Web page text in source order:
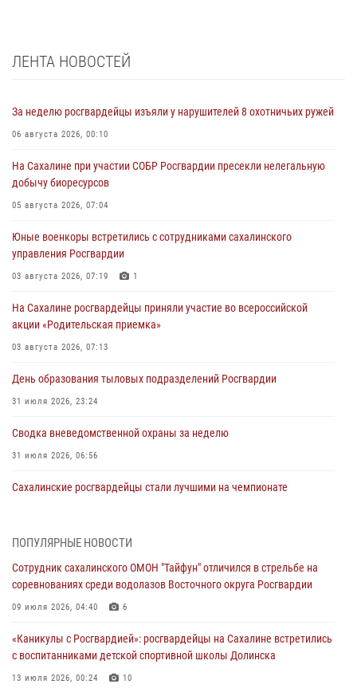
ЛЕНТА НОВОСТЕЙ
За неделю росгвардейцы изъяли у нарушителей 8 охотничьих ружей
06 августа 2026, 00:10
На Сахалине при участии СОБР Росгвардии пресекли нелегальную
добычу биоресурсов
05 августа 2026, 07:04
Юные военкоры встретились с сотрудниками сахалинского
управления Росгвардии
03 августа 2026, 07:19 1
На Сахалине росгвардейцы приняли участие во всероссийской
акции «Родительская приемка»
03 августа 2026, 07:13
День образования тыловых подразделений Росгвардии
31 июля 2026, 23:24
Сводка вневедомственной охраны за неделю
31 июля 2026, 06:56
Сахалинские росгвардейцы стали лучшими на чемпионате
методические сборы с сотрудниками контрольно-технических
пунктов
30 июля 2026, 07:18
8 единиц огнестрельного оружия и 400 патронов изъяли
росгвардейцы у нарушителей на Сахалине
30 июля 2026, 07:02
ПОПУЛЯРНЫЕ НОВОСТИ
Сотрудник сахалинского ОМОН "Тайфун" отличился в стрельбе на
соревнованиях среди водолазов Восточного округа Росгвардии
09 июля 2026, 04:40 6
«Каникулы с Росгвардией»: росгвардейцы на Сахалине встретились
с воспитанниками детской спортивной школы Долинска
13 июля 2026, 00:24 10